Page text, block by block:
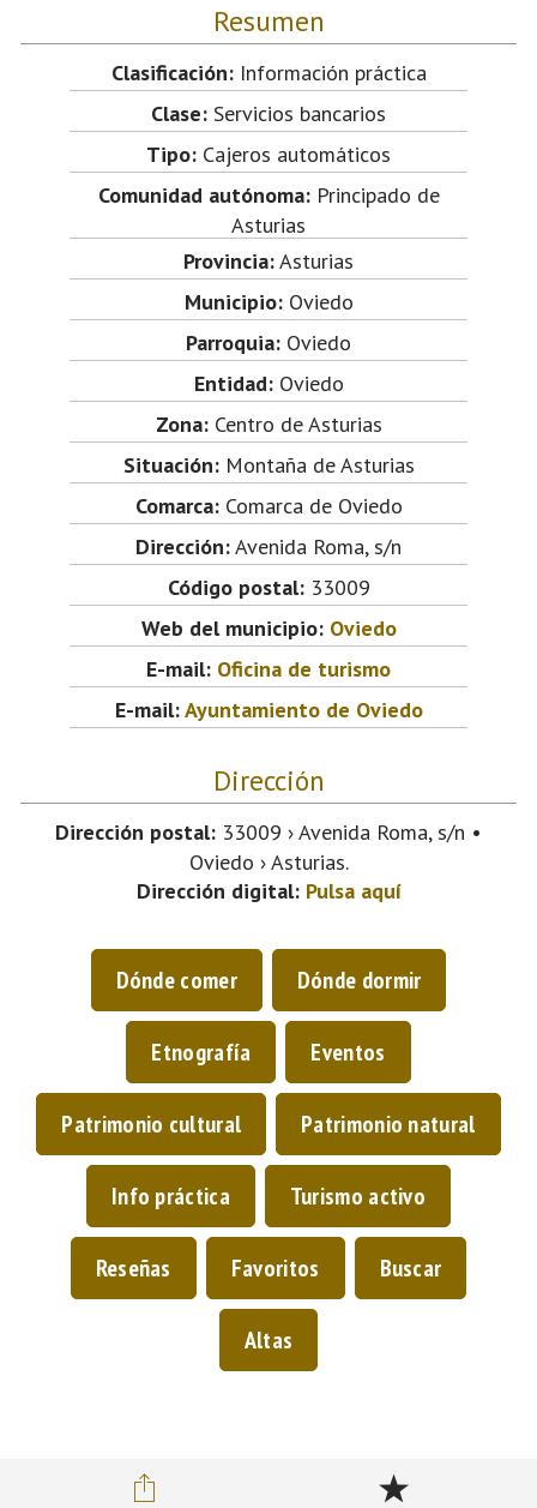
Resumen
Clasificación:Información práctica
Clase: Servicios bancarios
Tipo: Cajeros automáticos
Comunidad autónoma:Principado de
Asturias
Provincia:Asturias
Municipio:Oviedo
Parroquia: Oviedo
Entidad:Oviedo
Zona:Centro de Asturias
Situación:Montaña de Asturias
Comarca:Comarca de Oviedo
Dirección:Avenida Roma, s/n
Código postal:33009
Web del municipio: Oviedo
E-mail: Oficina de turismo
E-mail:Ayuntamiento de Oviedo
Dirección
Dirección postal: 33009 › Avenida Roma, s/n •
Oviedo › Asturias.
Dirección digital: Pulsa aquí
Dónde comer Dónde dormir
Etnografía Eventos
Patrimonio cultural Patrimonio natural
Info práctica Turismo activo
Reseñas Favoritos Buscar
Altas